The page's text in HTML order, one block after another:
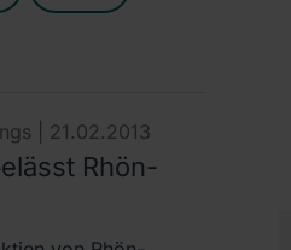
| 21.02.2013
Rhön-